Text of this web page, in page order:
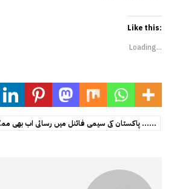
Like this:
Loading...
پاکستان کی سیمی فائنل میں رسائی اب بھی ممکن ہے ......